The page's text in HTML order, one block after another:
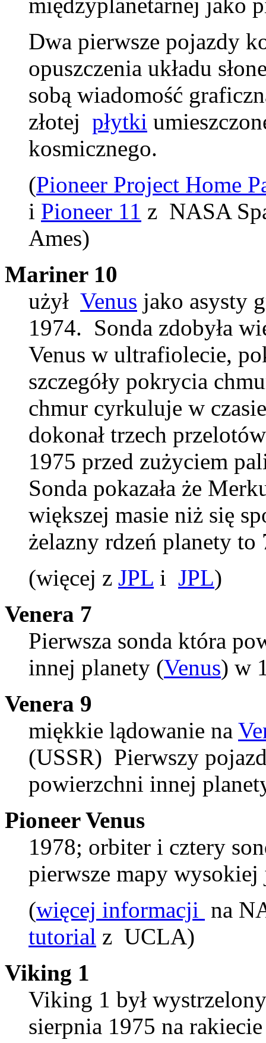
międzyplanetarnej jako
Dwa pierwsze pojazdy
opuszczenia układu
sobą wiadomość
złotej płytki
kosmicznego.
(Pioneer Project Home
i Pioneer 11 z NASA
Ames)
Mariner 10
użył Venus jako asysty
1974. Sonda zdobyła
Venus w ultrafiolecie,
szczegóły pokrycia
chmur cyrkuluje w
dokonał trzech
1975 przed zużyciem
Sonda pokazała że
większej masie niż się
żelazny rdzeń planety to
(więcej z JPL i JPL)
Venera 7
Pierwsza sonda która
innej planety (Venus) w
Venera 9
miękkie lądowanie na
(USSR) Pierwszy
powierzchni innej
Pioneer Venus
1978; orbiter i cztery
pierwsze mapy
(więcej informacji na
tutorial z UCLA)
Viking 1
Viking 1 był
sierpnia 1975 na